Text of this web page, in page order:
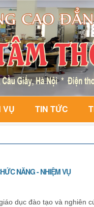
VỤ TIN TỨC
NĂNG - NHIỆM VỤ
dục đào tạo và nghiên